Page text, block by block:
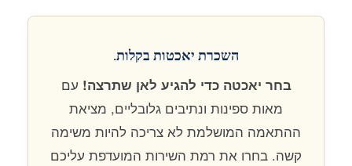
השכרת יאכטות בקלות.
בחר יאכטה כדי להגיע לאן שתרצה! עם
מאות ספינות ונתיבים גלובליים, מציאת
ההתאמה המושלמת לא צריכה להיות משימה
קשה. בחרו את רמת השירות המועדפת עליכם